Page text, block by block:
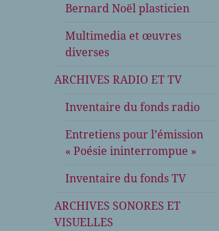
Bernard Noël plasticien
Multimedia et œuvres
diverses
ARCHIVES RADIO ET TV
Inventaire du fonds radio
Entretiens pour l’émission
« Poésie ininterrompue »
Inventaire du fonds TV
ARCHIVES SONORES ET
VISUELLES